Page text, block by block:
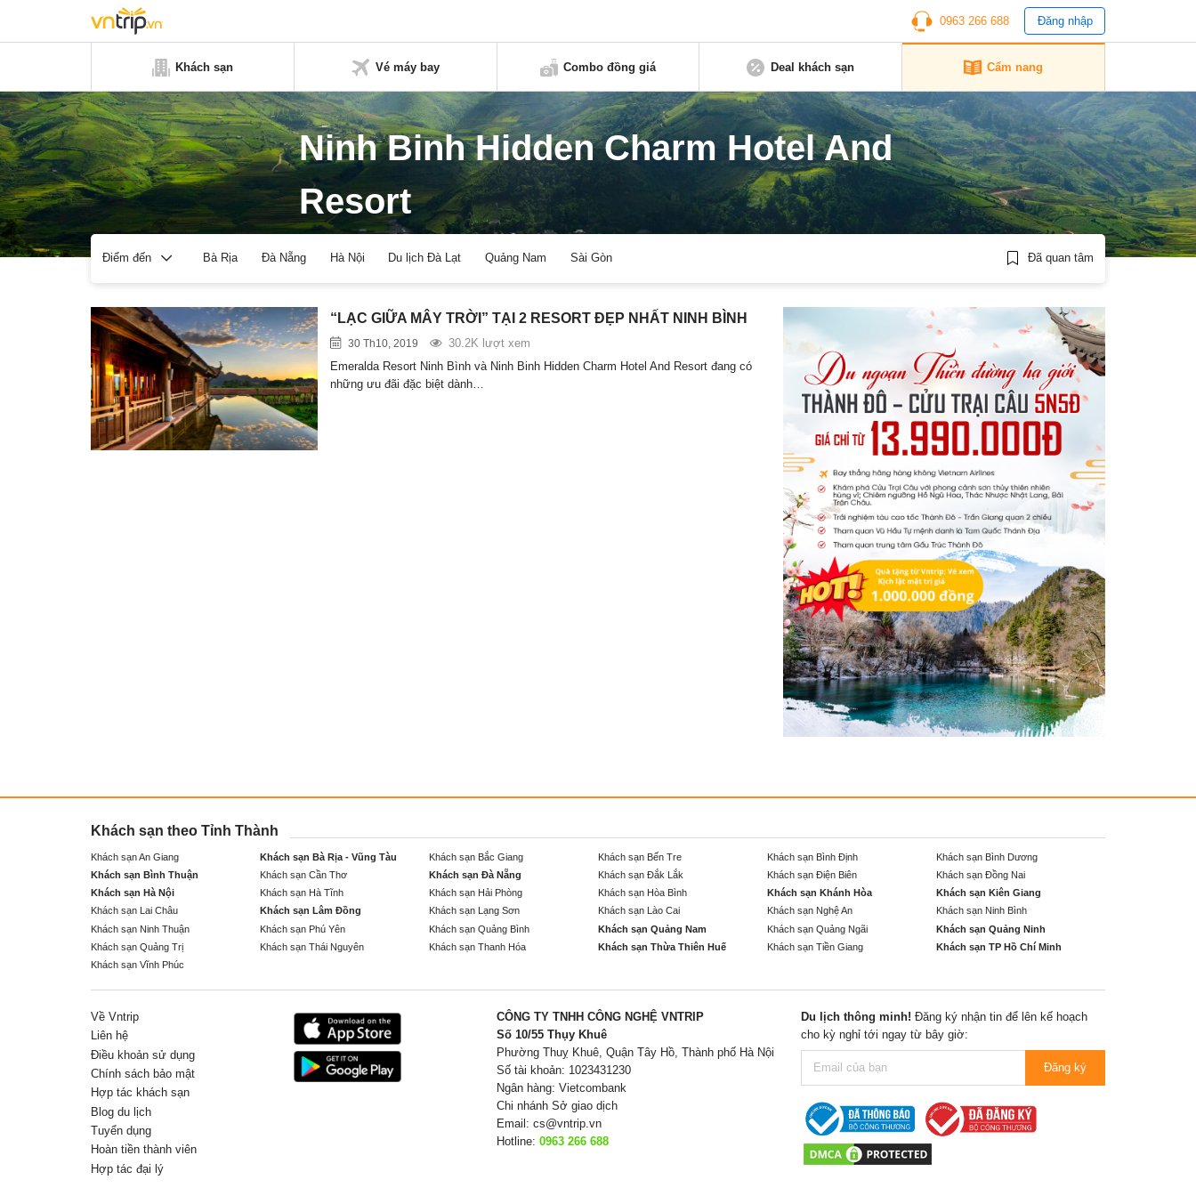
0963 266 688 Đăng nhập
Khách sạn Vé máy bay Combo đồng giá Deal khách sạn Cẩm nang
Ninh Binh Hidden Charm Hotel And
Resort
Điểm đến Bà Rịa Đà Nẵng Hà Nội Du lịch Đà Lạt Quảng Nam Sài Gòn Đã quan tâm
“LẠC GIỮA MÂY TRỜI” TẠI 2 RESORT ĐẸP NHẤT NINH BÌNH
30 Th10, 2019
30.2K lượt xem
Emeralda Resort Ninh Bình và Ninh Binh Hidden Charm Hotel And Resort đang có
những ưu đãi đặc biệt dành…
Khách sạn theo Tỉnh Thành
Khách sạn An Giang Khách sạn Bà Rịa - Vũng Tàu Khách sạn Bắc Giang Khách sạn Bến Tre Khách sạn Bình Định
Khách sạn Bình Dương
Khách sạn Bình Thuận
Khách sạn Cần Thơ Khách sạn Đà Nẵng Khách sạn Đắk Lắk Khách sạn Điện Biên
Khách sạn Đồng Nai
Khách sạn Hà Nội
Khách sạn Hà Tĩnh Khách sạn Hải Phòng Khách sạn Hòa Bình Khách sạn Khánh Hòa
Khách sạn Kiên Giang
Khách sạn Lai Châu
Khách sạn Lâm Đồng Khách sạn Lạng Sơn Khách sạn Lào Cai Khách sạn Nghệ An
Khách sạn Ninh Bình
Khách sạn Ninh Thuận
Khách sạn Phú Yên Khách sạn Quảng Bình Khách sạn Quảng Nam Khách sạn Quảng Ngãi
Khách sạn Quảng Ninh
Khách sạn Quảng Trị
Khách sạn Thái Nguyên Khách sạn Thanh Hóa Khách sạn Thừa Thiên Huế Khách sạn Tiền Giang
Khách sạn TP Hồ Chí Minh
Khách sạn Vĩnh Phúc
Về Vntrip
Liên hệ
Điều khoản sử dụng
Chính sách bảo mật
Hợp tác khách sạn
Blog du lịch
Tuyển dụng
Hoàn tiền thành viên
Hợp tác đại lý
CÔNG TY TNHH CÔNG NGHỆ VNTRIP
Số 10/55 Thụy Khuê
Phường Thuỵ Khuê, Quận Tây Hồ, Thành phố Hà Nội
Số tài khoản: 1023431230
Ngân hàng: Vietcombank
Chi nhánh Sở giao dịch
Email: cs@vntrip.vn
Hotline: 0963 266 688
Du lịch thông minh! Đăng ký nhận tin để lên kế hoạch
cho kỳ nghỉ tới ngay từ bây giờ:
Đăng ký